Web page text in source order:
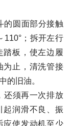
的圆面部分接触
110°；拆开左行
踏板，使左边履
为止，清洗管接
的旧油。
还须再一次排放
起润滑不良、振
应使发动机至少